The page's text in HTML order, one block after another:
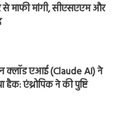
से माफी मांगी, सीएसएएम और
क्लॉड एआई (Claude AI) ने
एंथ्रोपिक ने की पुष्टि